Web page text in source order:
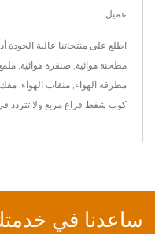
عميل.
اطلع على منتجاتنا عالية الجودة
مطحنة هوائية صنفرة هوائية
مطرقة الهواء مثقاب الهواء مفك
كوب شفط فراغ مربع ولا تتردد
ساعدنا في